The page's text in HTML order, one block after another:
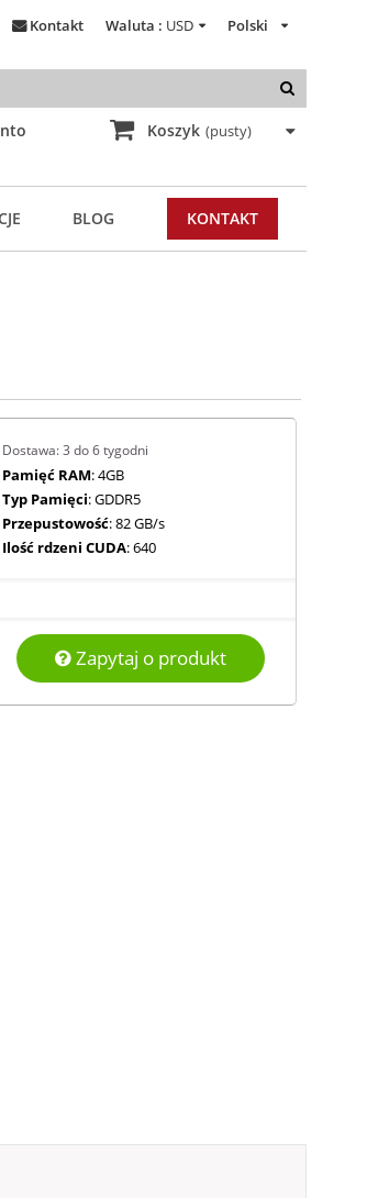
Polski
Waluta : USD
Kontakt
Koszyk (pusty)
BLOG KONTAKT
Dostawa: 3 do 6 tygodni
Pamięć RAM: 4GB
Typ Pamięci: GDDR5
Przepustowość: 82 GB/s
Ilość rdzeni CUDA: 640
Zapytaj o produkt